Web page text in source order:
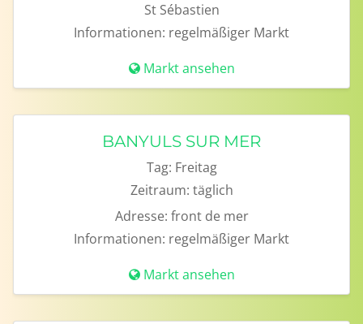
St Sébastien
Informationen: regelmäßiger Markt
Markt ansehen
BANYULS SUR MER
Tag: Freitag
Zeitraum: täglich
Adresse: front de mer
Informationen: regelmäßiger Markt
Markt ansehen